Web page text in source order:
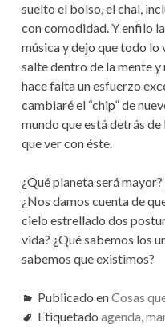
suelto el bolso, el chal,
con comodidad. Y enfilo
música y dejo que todo lo
salte dentro de la mente
hace falta un esfuerzo
cambiaré el “chip” de
mundo que está detrás
que ver con éste.
¿Qué planeta será
¿Nos damos cuenta de
cielo estrellado dos
vida? ¿Qué sabemos los
sabemos que existimos?
Publicado enCosas
Etiquetado agenda,